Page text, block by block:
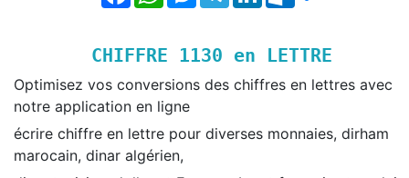
CHIFFRE 1130 en LETTRE
Optimisez vos conversions des chiffres en lettres avec
notre application en ligne
écrire chiffre en lettre pour diverses monnaies, dirham
marocain, dinar algérien,